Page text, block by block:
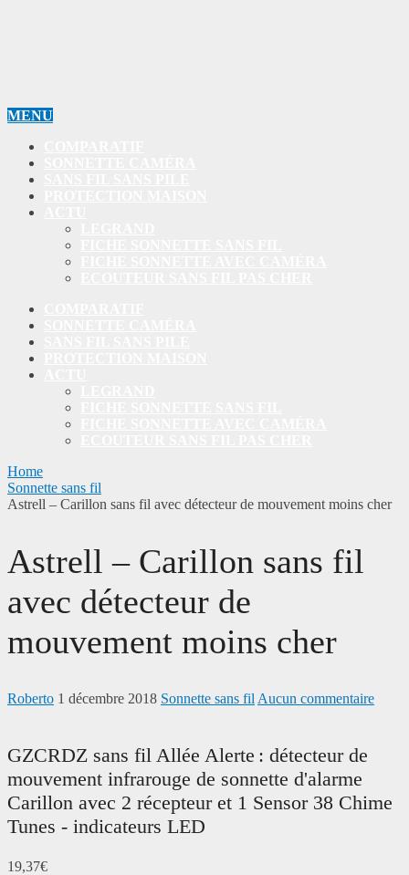
MENU
Home
Sonnette sans fil
Astrell – Carillon sans fil avec détecteur de mouvement moins cher
Astrell – Carillon sans fil
avec détecteur de
mouvement moins cher
Roberto 1 décembre 2018 Sonnette sans fil Aucun commentaire
GZCRDZ sans fil Allée Alerte : détecteur de
mouvement infrarouge de sonnette d'alarme
Carillon avec 2 récepteur et 1 Sensor 38 Chime
Tunes - indicateurs LED
19,37€